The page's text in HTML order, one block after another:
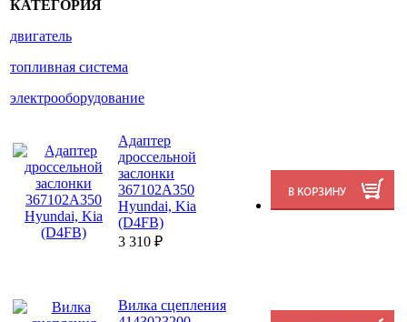
КАТЕГОРИЯ
двигатель
топливная система
электрооборудование
Адаптер
дроссельной
заслонки
367102A350
Hyundai, Kia
(D4FB)
3 310 ₽
Вилка сцепления